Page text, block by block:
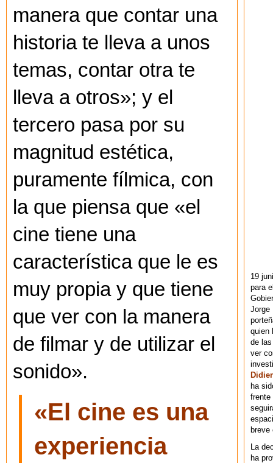
manera que contar una
historia te lleva a unos
temas, contar otra te
lleva a otros»; y el
tercero pasa por su
magnitud estética,
puramente fílmica, con
la que piensa que «el
cine tiene una
característica que le es
muy propia y que tiene
que ver con la manera
de filmar y de utilizar el
sonido».
«El cine es una
experiencia
19
para
Jorge
quien
de
ver
Didier
ha
frente
breve
La
ha